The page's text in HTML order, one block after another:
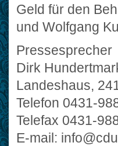
Geld für den
und Wolfgang
Pressesprecher
Dirk
Landeshaus,
Telefon 0431-
Telefax 0431-
E-mail: